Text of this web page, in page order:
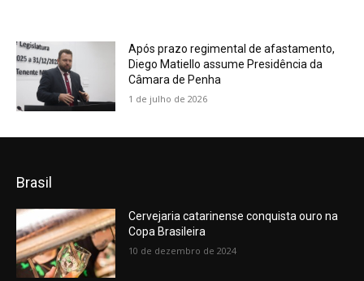
Após prazo regimental de afastamento,
Diego Matiello assume Presidência da
Câmara de Penha
1 de julho de 2026
Brasil
Cervejaria catarinense conquista ouro na
Copa Brasileira
10 de dezembro de 2024